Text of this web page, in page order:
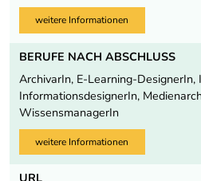
weitere Informationen
BERUFE NACH ABSCHLUSS
ArchivarIn, E-Learning-DesignerIn,
InformationsdesignerIn,
WissensmanagerIn
weitere Informationen